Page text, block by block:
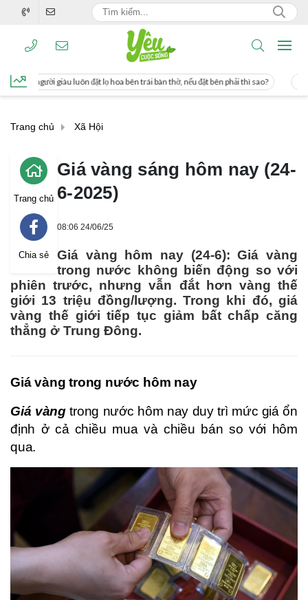
hoa bên trái bàn thờ, nếu đặt bên phải thì sao? Cách uống nước mía giúp
Trang chủ Xã Hội
Trang chủ
Chia sẻ
Giá vàng sáng hôm nay (24-
6-2025)
08:06 24/06/25
Giá vàng hôm nay (24-6): Giá vàng
trong nước không biến động so với
phiên trước, nhưng vẫn đắt hơn vàng thế
giới 13 triệu đồng/lượng. Trong khi đó, giá
vàng thế giới tiếp tục giảm bất chấp căng
thẳng ở Trung Đông.
Giá vàng trong nước hôm nay
Giá vàngtrong nước hôm nay duy trì mức giá ổn
định ở cả chiều mua và chiều bán so với hôm
qua.